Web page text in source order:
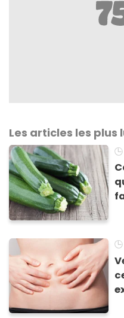
Les articles les plus